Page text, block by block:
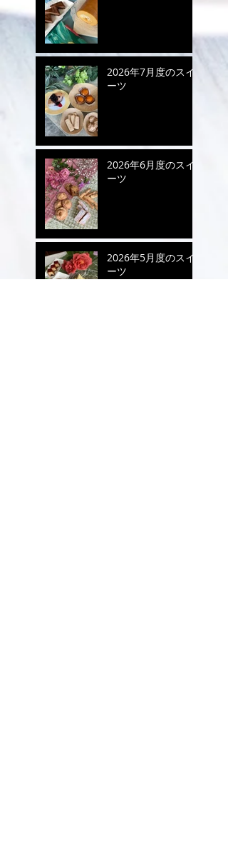
2026年7月度のスイ
ーツ
2026年6月度のスイ
ーツ
2026年5月度のスイ
ーツ